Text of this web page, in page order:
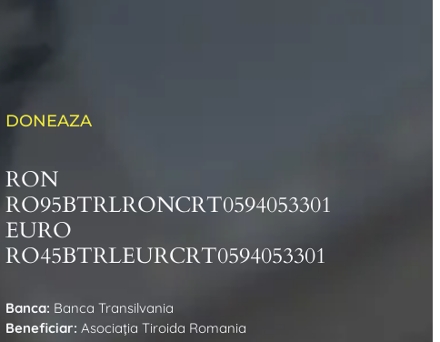
DONEAZA
RON
RO95BTRLRONCRT0594053301
EURO
RO45BTRLEURCRT0594053301
Banca: Banca Transilvania
Beneficiar: Asociaţia Tiroida Romania